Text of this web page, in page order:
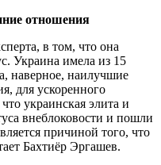
отношения
в том, что она
Украина имела из 15
наверное, наилучшие
для ускоренного
украинская элита и
внеблоковости и пошли
причиной того, что
Бахтиёр Эргашев.